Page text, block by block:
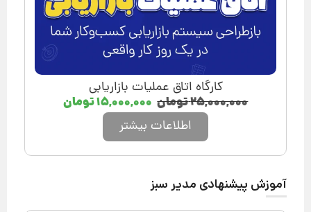
کارگاه اتاق عملیات بازاریابی
۲۵,۰۰۰,۰۰۰تومان ۱۵,۰۰۰,۰۰۰تومان
اطلاعات بیشتر
آموزش پیشنهادی مدیر سبز